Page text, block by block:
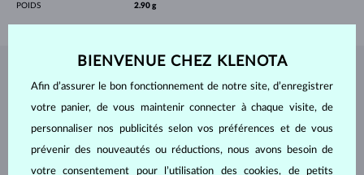
POIDS 2.90 g
BIJOUX DEL'ATELIER KLENOTA
BIENVENUE CHEZ KLENOTA
Afin d’assurer le bon fonctionnement de notre site, d’enregistrer
votre panier, de vous maintenir connecter à chaque visite, de
personnaliser nos publicités selon vos préférences et de vous
prévenir des nouveautés ou réductions, nous avons besoin de
votre consentement pour l’utilisation des cookies, de petits